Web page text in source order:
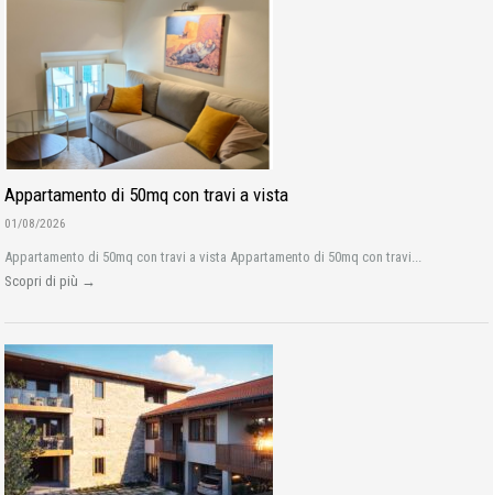
Appartamento di 50mq con travi a vista
01/08/2026
Appartamento di 50mq con travi a vista Appartamento di 50mq con travi...
Scopri di più →